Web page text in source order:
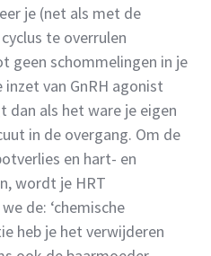
je (net als met de
te overrulen
geen schommelingen in je
van GnRH agonist
dan als het ware je eigen
in de overgang. Om de
en hart- en
wordt je HRT
de: ‘chemische
heb je het verwijderen